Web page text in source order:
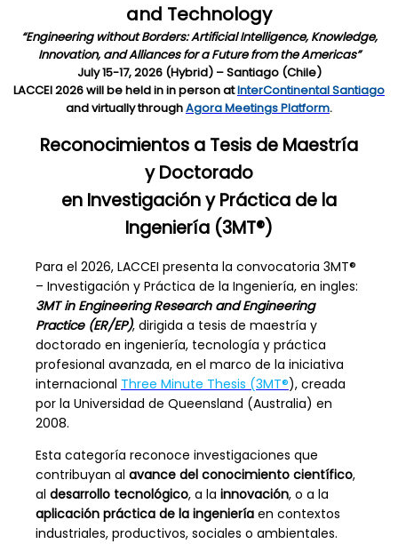
and Technology
“Engineering without Borders: Artificial Intelligence, Knowledge,
Innovation, and Alliances for a Future from the Americas”
July 15-17, 2026 (Hybrid) – Santiago (Chile)
LACCEI 2026 will be held in in person atInterContinental Santiago
and virtually throughAgora Meetings Platform.
Reconocimientos a Tesis de Maestría
y Doctorado
en Investigación y Práctica de la
Ingeniería (3MT®)
Para el 2026, LACCEI presenta la convocatoria 3MT®
– Investigación y Práctica de la Ingeniería, en ingles:
3MT in Engineering Research and Engineering
Practice (ER/EP), dirigida a tesis de maestría y
doctorado en ingeniería, tecnología y práctica
profesional avanzada, en el marco de la iniciativa
internacional Three Minute Thesis (3MT®), creada
por la Universidad de Queensland (Australia) en
2008.
Esta categoría reconoce investigaciones que
contribuyan al avance del conocimiento científico,
al desarrollo tecnológico, a la innovación, o a la
aplicación práctica de la ingeniería en contextos
industriales, productivos, sociales o ambientales.